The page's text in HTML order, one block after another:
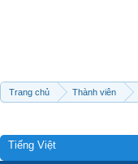
Trang chủ Thành viên
Tiếng Việt